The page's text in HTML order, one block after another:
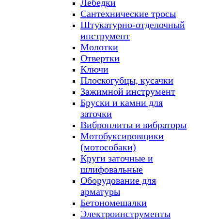
Лебедки
Сантехнические тросы
Штукатурно-отделочный
инструмент
Молотки
Отвертки
Ключи
Плоскогубцы, кусачки
Зажимной инструмент
Бруски и камни для
заточки
Виброплиты и вибраторы
Мотобуксировщики
(мотособаки)
Круги заточные и
шлифовальные
Оборудование для
арматуры
Бетономешалки
Электроинструменты